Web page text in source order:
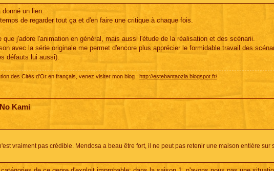
un lien.
de regarder tout ça et d'en faire une critique à chaque fois.
j'adore l'animation en général, mais aussi l'étude de la réalisation et des scénarii.
avec la série originale me permet d'encore plus apprécier le formidable travail des
défauts lui aussi).
des Cités d'Or en français, venez visiter mon blog : http://estebantaozia.blogspot.fr/
Kami
vraiment pas crédible. Mendosa a beau être fort, il ne peut pas retenir une maison entière sur